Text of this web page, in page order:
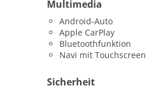
Multimedia
Android-Auto
Apple CarPlay
Bluetoothfunktion
Navi mit Touchscreen
Sicherheit